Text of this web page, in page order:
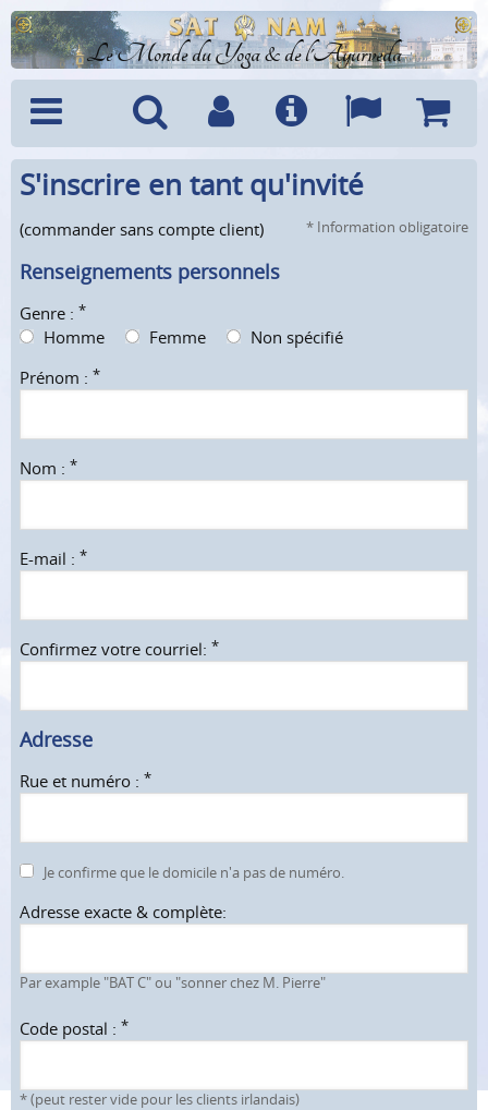
Le Monde du Yoga & de l'Ayurveda
Menu Recherche
CompteInfo Langues
S'inscrire en tant qu'invité
* Information obligatoire
(commander sans compte client)
Renseignements personnels
Genre : *
Homme Femme
Non spécifié
Prénom : *
Nom : *
E-mail : *
Confirmez votre courriel: *
Adresse
Rue et numéro : *
Je confirme que le domicile n'a pas de numéro.
Adresse exacte & complète:
Par example "BAT C" ou "sonner chez M. Pierre"
Code postal : *
*(peut rester vide pour les clients irlandais)